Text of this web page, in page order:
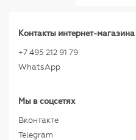
Контакты интернет-магазина
+7 495 212 91 79
WhatsApp
Мы в соцсетях
Вконтакте
Telegram